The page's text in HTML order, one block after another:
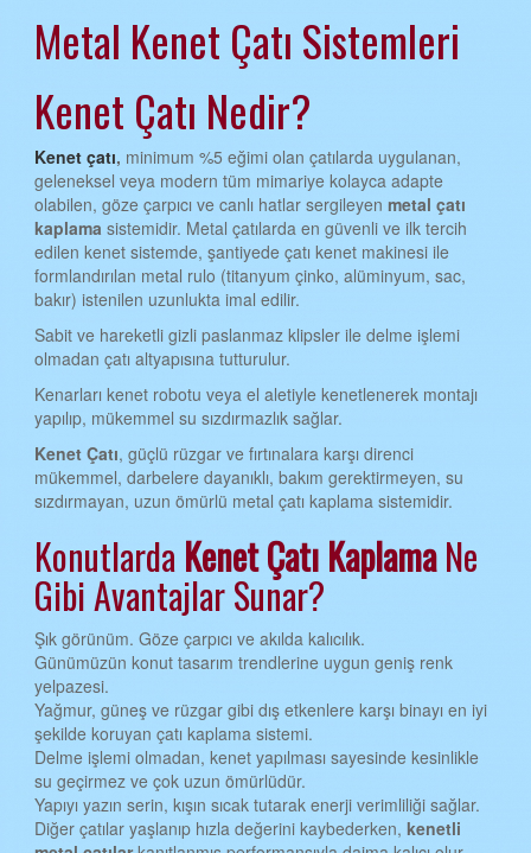
AYDIN KENET ÇATI
BALIKESİR KENET ÇATI
BİLECİK KENET ÇATI
BİNGÖL KENET ÇATI
BİTLİS KENET ÇATI
BOLU KENET ÇATI
BURDUR KENET ÇATI
ÇANAKKALE KENET ÇATI
ÇANKIRI KENET ÇATI
ÇORUM KENET ÇATI
DENİZLİ KENET ÇATI
EDİRNE KENET ÇATI
ELAZIĞ KENET ÇATI
ERZİNCAN KENET ÇATI
ERZURUM KENET ÇATI
ESKİŞEHİR KENET ÇATI
GAZİANTEP KENET ÇATI
GİRESUN KENET ÇATI
Metal Kenet Çatı Sistemleri
Kenet Çatı Nedir?
Kenet çatı, minimum %5 eğimi olan çatılarda uygulanan,
geleneksel veya modern tüm mimariye kolayca adapte
olabilen, göze çarpıcı ve canlı hatlar sergileyenmetal çatı
kaplamasistemidir. Metal çatılarda en güvenli ve ilk tercih
edilen kenet sistemde, şantiyede çatı kenet makinesi ile
formlandırılan metal rulo (titanyum çinko, alüminyum, sac,
bakır) istenilen uzunlukta imal edilir.
Sabit ve hareketli gizli paslanmaz klipsler ile delme işlemi
olmadan çatı altyapısına tutturulur.
Kenarları kenet robotu veya el aletiyle kenetlenerek montajı
yapılıp, mükemmel su sızdırmazlık sağlar.
Kenet Çatı, güçlü rüzgar ve fırtınalara karşı direnci
mükemmel, darbelere dayanıklı, bakım gerektirmeyen, su
sızdırmayan, uzun ömürlü metal çatı kaplama sistemidir.
Konutlarda Kenet Çatı KaplamaNe
Gibi Avantajlar Sunar?
Şık görünüm. Göze çarpıcı ve akılda kalıcılık.
Günümüzün konut tasarım trendlerine uygun geniş renk
yelpazesi.
Yağmur, güneş ve rüzgar gibi dış etkenlere karşı binayı en iyi
şekilde koruyan çatı kaplama sistemi.
Delme işlemi olmadan, kenet yapılması sayesinde kesinlikle
su geçirmez ve çok uzun ömürlüdür.
Yapıyı yazın serin, kışın sıcak tutarak enerji verimliliği sağlar.
Diğer çatılar yaşlanıp hızla değerini kaybederken,kenetli